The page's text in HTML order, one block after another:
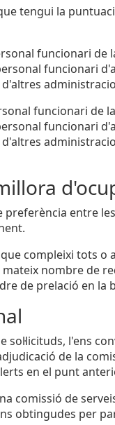
tengui la
funcionari de
funcionari
funcionari de
funcionari
entre
compleixi tots
nombre de
de prelació en la
l'ens
de la
en el punt
comissió de
obtingudes per